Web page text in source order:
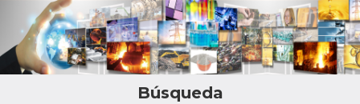
Búsqueda